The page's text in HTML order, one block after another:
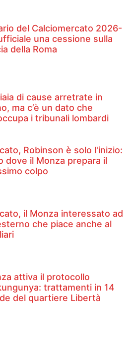
del Calciomercato 2026-
una cessione sulla
della Roma
di cause arretrate in
ma c’è un dato che
i tribunali lombardi
Robinson è solo l'inizio:
dove il Monza prepara il
colpo
il Monza interessato ad
che piace anche al
attiva il protocollo
trattamenti in 14
del quartiere Libertà